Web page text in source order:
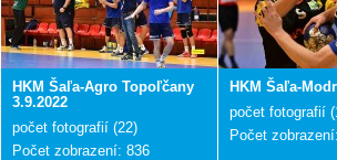
HKM Šaľa-Agro Topoľčany
3.9.2022
počet fotografií (22)
Počet zobrazení: 836
HKM Šaľa-
počet fotografií
Počet